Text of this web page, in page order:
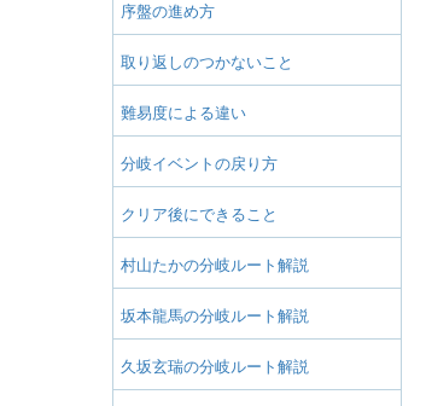
序盤の進め方
取り返しのつかないこと
難易度による違い
分岐イベントの戻り方
クリア後にできること
村山たかの分岐ルート解説
坂本龍馬の分岐ルート解説
久坂玄瑞の分岐ルート解説